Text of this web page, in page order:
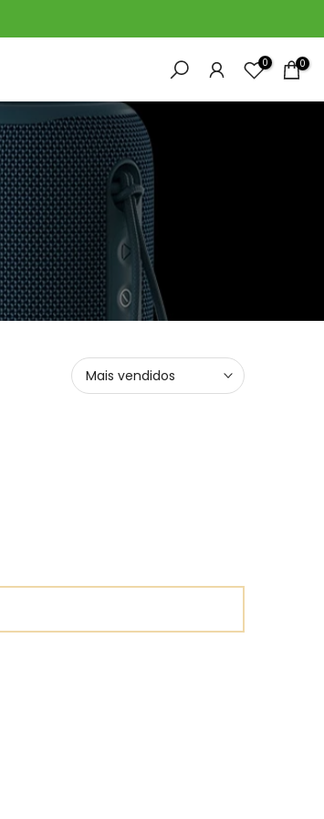
0 0
Mais vendidos